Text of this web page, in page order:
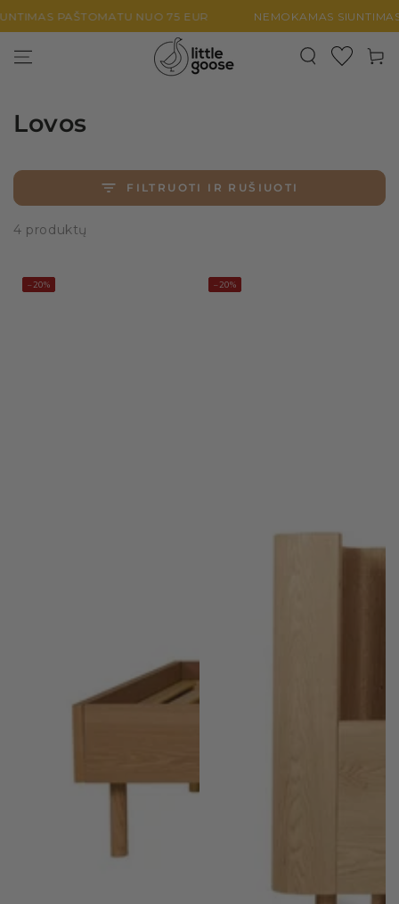
PEREITI PRIE
TURINIO
PAŠTOMATU NUO 75 EUR NEMOKAMAS SIUNTIMAS
Lovos
FILTRUOTI IR RUŠIUOTI
4 produktų
–20% –20%